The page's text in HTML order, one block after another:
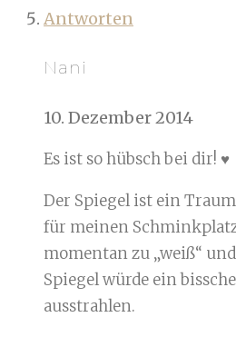
Antworten
Nani
10. Dezember 2014
Es ist so hübsch bei dir! ♥
Der Spiegel ist ein
für meinen
momentan zu „weiß“
Spiegel würde ein
ausstrahlen.